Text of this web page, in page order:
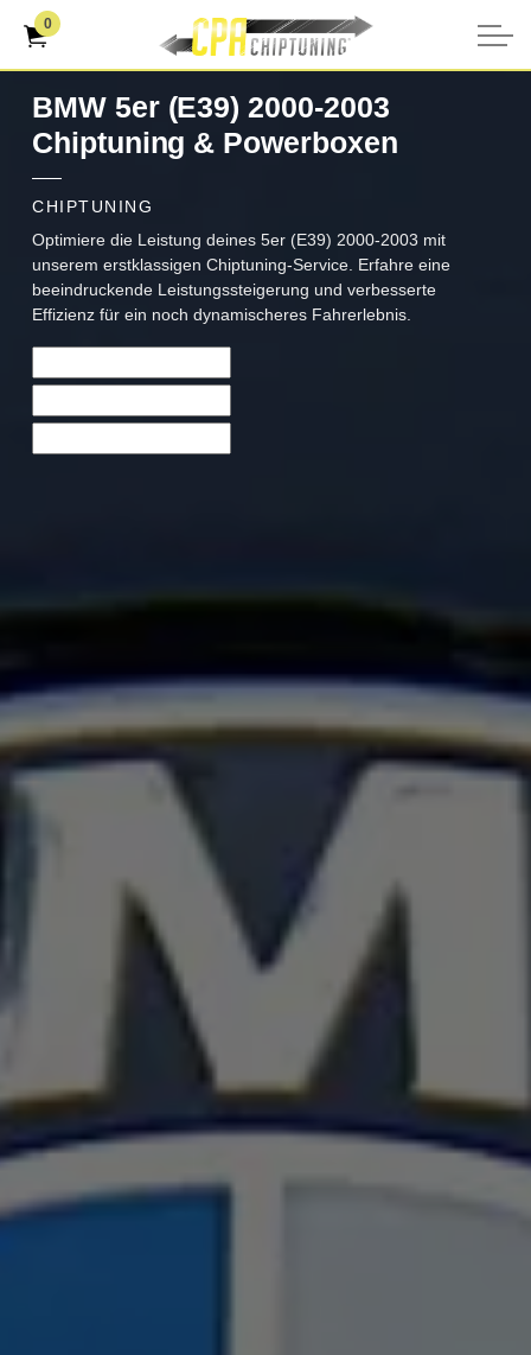
0
BMW 5er (E39) 2000-2003
Chiptuning & Powerboxen
CHIPTUNING
Optimiere die Leistung deines 5er (E39) 2000-2003 mit
unserem erstklassigen Chiptuning-Service. Erfahre eine
beeindruckende Leistungssteigerung und verbesserte
Effizienz für ein noch dynamischeres Fahrerlebnis.